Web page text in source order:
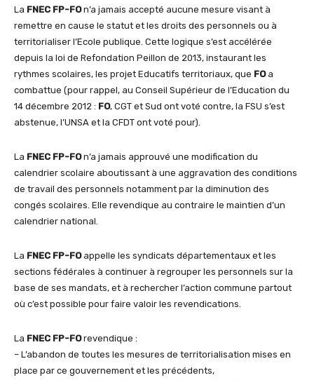
La FNEC FP-FOn’a jamais accepté aucune mesure visant à
remettre en cause le statut et les droits des personnels ou à
territorialiser l’Ecole publique. Cette logique s’est accélérée
depuis la loi de Refondation Peillon de 2013, instaurant les
rythmes scolaires, les projet Educatifs territoriaux, que FOa
combattue (pour rappel, au Conseil Supérieur de l’Education du
14 décembre 2012 : FO, CGT et Sud ont voté contre, la FSU s’est
abstenue, l’UNSA et la CFDT ont voté pour).
La FNEC FP-FOn’a jamais approuvé une modification du
calendrier scolaire aboutissant à une aggravation des conditions
de travail des personnels notamment par la diminution des
congés scolaires. Elle revendique au contraire le maintien d’un
calendrier national.
La FNEC FP-FOappelle les syndicats départementaux et les
sections fédérales à continuer à regrouper les personnels sur la
base de ses mandats, et à rechercher l’action commune partout
où c’est possible pour faire valoir les revendications.
La FNEC FP-FOrevendique :
– L’abandon de toutes les mesures de territorialisation mises en
place par ce gouvernement et les précédents,